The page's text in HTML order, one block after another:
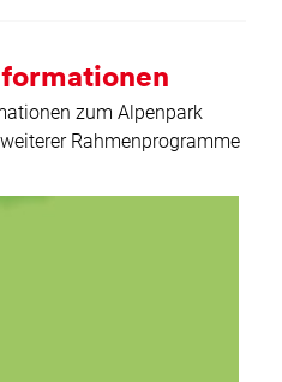
zum Alpenpark
Rahmenprogramme
mehr